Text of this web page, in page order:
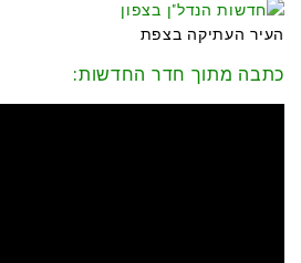
העיר העתיקה בצפת
כתבה מתוך חדר החדשות: